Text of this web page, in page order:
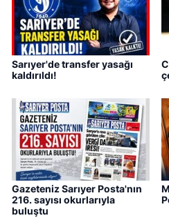
Sarıyer'de transfer yasağı
kaldırıldı!
Gazeteniz Sarıyer Posta'nın
216. sayısı okurlarıyla
buluştu